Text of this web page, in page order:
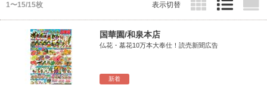
1〜15/15枚 表示切替
新着
国華園/和泉本店
仏花・墓花10万本大奉仕！読売新聞広告